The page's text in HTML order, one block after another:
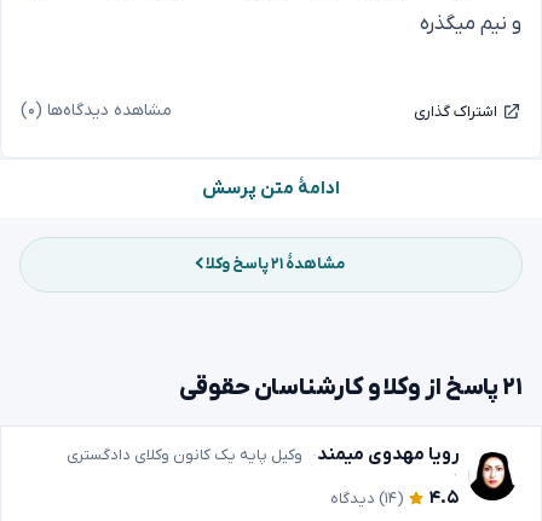
و نیم میگذره
اشتراک گذاری مشاهده دیدگاه‌ها (۰)
ادامهٔ متن پرسش
مشاهدهٔ ۲۱ پاسخ وکلا
۲۱ پاسخ از وکلا و کارشناسان حقوقی
رویا مهدوی میمند وکیل پایه یک کانون وکلای دادگستری
۴.۵ (۱۴) دیدگاه